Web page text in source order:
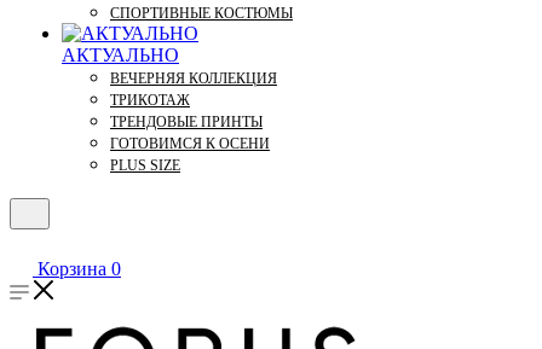
СПОРТИВНЫЕ КОСТЮМЫ
АКТУАЛЬНО
ВЕЧЕРНЯЯ КОЛЛЕКЦИЯ
ТРИКОТАЖ
ТРЕНДОВЫЕ ПРИНТЫ
ГОТОВИМСЯ К ОСЕНИ
PLUS SIZE
Корзина 0